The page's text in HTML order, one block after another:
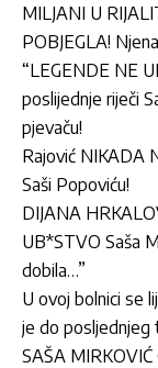
MILJANI U
POBJEGLA!
“LEGENDE NE
poslijednje riječi
pjevaču!
Rajović NIKADA
Saši Popoviću!
DIJANA
UB*STVO Saša
dobila…”
U ovoj bolnici se
je do posljednjeg
SAŠA